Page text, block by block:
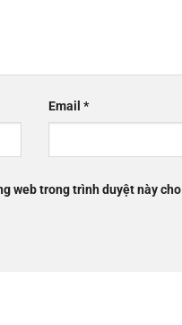
Email*
web trong trình duyệt này